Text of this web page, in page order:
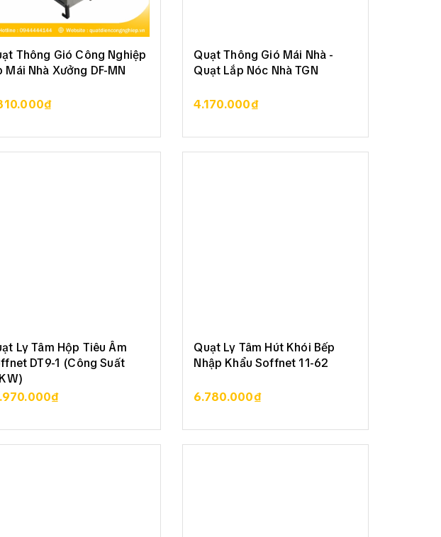
Thông Gió Công Nghiệp
Mái Nhà Xưởng DF-MN
XEM CHI TIẾT
Quạt Thông Gió Mái Nhà -
Quạt Lắp Nóc Nhà TGN
4.170.000₫XEM CHI TIẾT
Ly Tâm Hộp Tiêu Âm
DT9-1 (Công Suất
XEM CHI TIẾT
Quạt Ly Tâm Hút Khói Bếp
Nhập Khẩu Soffnet 11-62
6.780.000₫XEM CHI TIẾT